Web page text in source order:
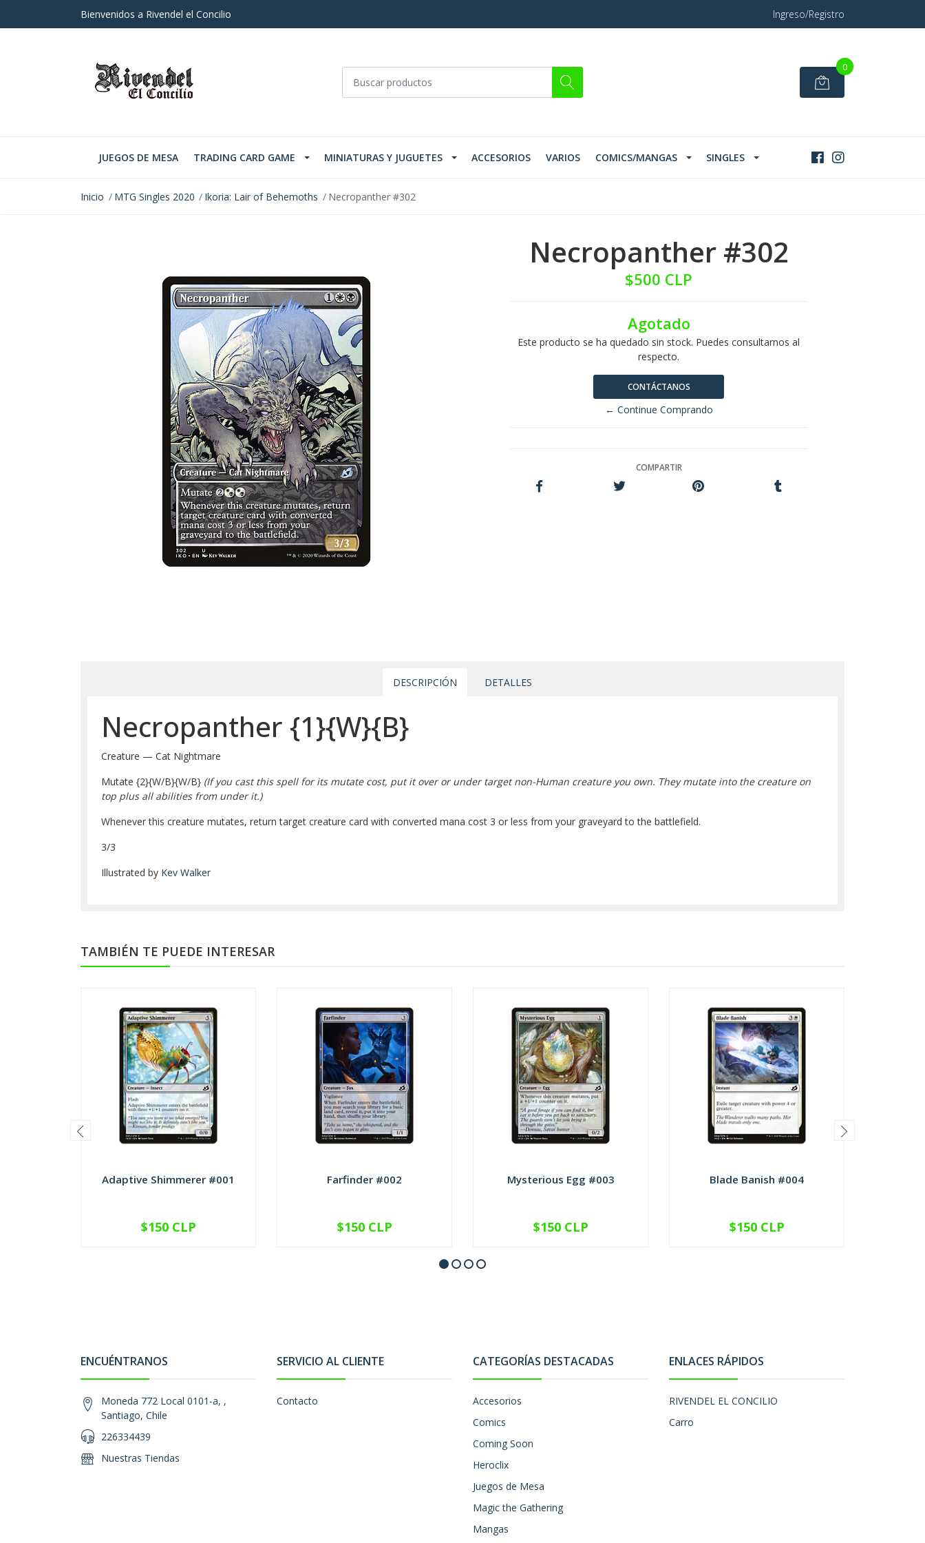
Bienvenidos a Rivendel el Concilio Ingreso/Registro
0
JUEGOS DE MESA TRADING CARD GAME MINIATURAS Y JUGUETES ACCESORIOS VARIOS COMICS/MANGAS SINGLES
Inicio MTG Singles 2020 Ikoria: Lair of Behemoths Necropanther #302
Necropanther #302
$500 CLP
Agotado
Este producto se ha quedado sin stock. Puedes consultarnos al
respecto.
CONTÁCTANOS
← Continue Comprando
COMPARTIR
DESCRIPCIÓN DETALLES
Necropanther {1}{W}{B}
Creature — Cat Nightmare
Mutate {2}{W/B}{W/B} (If you cast this spell for its mutate cost, put it over or under target non-Human creature you own. They mutate into the creature on
top plus all abilities from under it.)
Whenever this creature mutates, return target creature card with converted mana cost 3 or less from your graveyard to the battlefield.
3/3
Illustrated by Kev Walker
TAMBIÉN TE PUEDE INTERESAR
Adaptive Shimmerer #001
VER OPCIONES
$150 CLP
Farfinder #002
VER OPCIONES
$150 CLP
Mysterious Egg #003
VER OPCIONES
$150 CLP
Blade Banish #004
VER OPCIONES
$150 CLP
ENCUÉNTRANOS
Moneda 772 Local 0101-a, ,
Santiago, Chile
226334439
Nuestras Tiendas
SERVICIO AL CLIENTE
Contacto
CATEGORÍAS DESTACADAS
Accesorios
Comics
Coming Soon
Heroclix
Juegos de Mesa
Magic the Gathering
Mangas
ENLACES RÁPIDOS
RIVENDEL EL CONCILIO
Carro